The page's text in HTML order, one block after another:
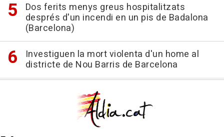
Dos ferits menys greus hospitalitzats
després d'un incendi en un pis de Badalona
(Barcelona)
Investiguen la mort violenta d'un home al
districte de Nou Barris de Barcelona